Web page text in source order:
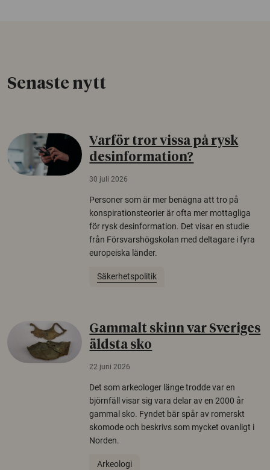
Senaste nytt
Varför tror vissa på rysk
desinformation?
30 juli 2026
Personer som är mer benägna att tro på
konspirationsteorier är ofta mer mottagliga
för rysk desinformation. Det visar en studie
från Försvarshögskolan med deltagare i fyra
europeiska länder.
Säkerhetspolitik
Gammalt skinn var Sveriges
äldsta sko
22 juni 2026
Det som arkeologer länge trodde var en
björnfäll visar sig vara delar av en 2000 år
gammal sko. Fyndet bär spår av romerskt
skomode och beskrivs som mycket ovanligt i
Norden.
Arkeologi